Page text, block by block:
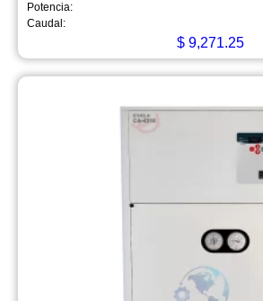
Potencia:
Caudal:
$9,271.25